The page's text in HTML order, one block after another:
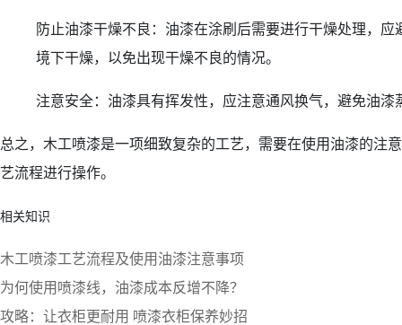
防止油漆干燥不良：油漆在涂刷后需要进行干燥处理，
境下干燥，以免出现干燥不良的情况。
注意安全：油漆具有挥发性，应注意通风换气，避免油漆
总之，木工喷漆是一项细致复杂的工艺，需要在使用油漆的注
艺流程进行操作。
相关知识
木工喷漆工艺流程及使用油漆注意事项
为何使用喷漆线，油漆成本反增不降？
攻略：让衣柜更耐用 喷漆衣柜保养妙招